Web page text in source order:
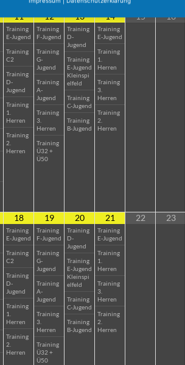
11
Training
E-Jugend
Training
C2
Training
D-
Jugend
Training
1.
Herren
Training
2.
Herren
12
Training
F-Jugend
Training
G-
Jugend
Training
A-
Jugend
Training
3.
Herren
Training
Ü32 +
Ü50
13
Training
D-
Jugend
Training
E-Jugend
Kleinspi
elfeld
Training
C-Jugend
Training
B-Jugend
14
Training
E-Jugend
Training
1.
Herren
Training
3.
Herren
Training
2.
Herren
15 16
18
Training
E-Jugend
Training
C2
Training
D-
Jugend
Training
1.
Herren
Training
2.
Herren
19
Training
F-Jugend
Training
G-
Jugend
Training
A-
Jugend
Training
3.
Herren
Training
Ü32 +
Ü50
20
Training
D-
Jugend
Training
E-Jugend
Kleinspi
elfeld
Training
C-Jugend
Training
B-Jugend
21
Training
E-Jugend
Training
1.
Herren
Training
3.
Herren
Training
2.
Herren
22 23